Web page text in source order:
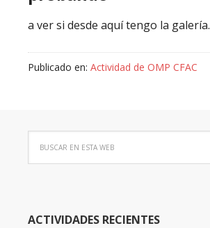
a ver si desde aquí tengo la galería.
Publicado en: Actividad de OMP CFAC
ACTIVIDADES RECIENTES